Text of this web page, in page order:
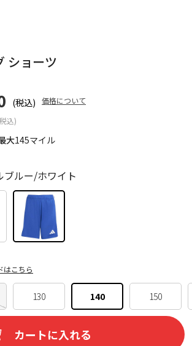
大145マイル
ショーツ
込)
(税込) 価格について
ブルー/ホワイト
130 140 150
はこちら
カートに入れる